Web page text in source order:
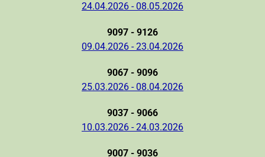
24.04.2026 - 08.05.2026
9097 - 9126
09.04.2026 - 23.04.2026
9067 - 9096
25.03.2026 - 08.04.2026
9037 - 9066
10.03.2026 - 24.03.2026
9007 - 9036